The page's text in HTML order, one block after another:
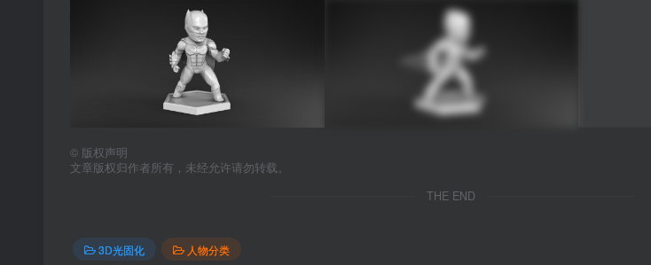
©版权声明
文章版权归作者所有，未经允许请勿转载。
THE END
3D光固化
人物分类